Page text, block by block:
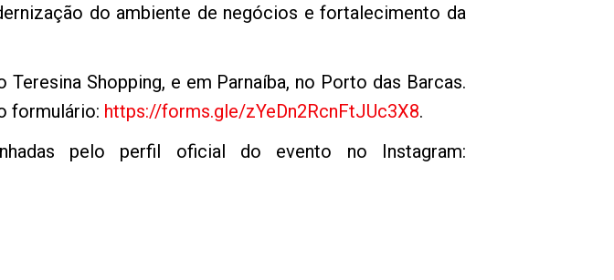
do ambiente de negócios e fortalecimento da
Shopping, e em Parnaíba, no Porto das Barcas.
formulário: https://forms.gle/zYeDn2RcnFtJUc3X8.
pelo perfil oficial do evento no Instagram: